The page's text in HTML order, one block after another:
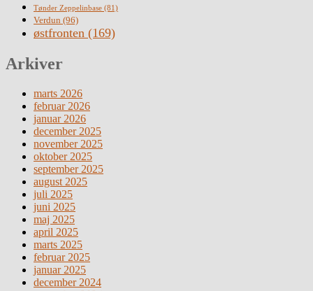
Tønder Zeppelinbase (81)
Verdun (96)
østfronten (169)
Arkiver
marts 2026
februar 2026
januar 2026
december 2025
november 2025
oktober 2025
september 2025
august 2025
juli 2025
juni 2025
maj 2025
april 2025
marts 2025
februar 2025
januar 2025
december 2024